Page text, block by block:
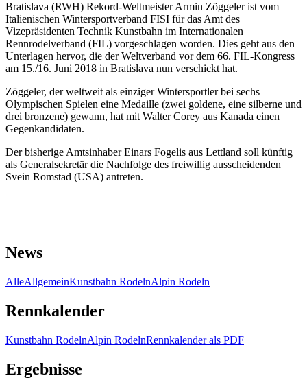
Bratislava (RWH) Rekord-Weltmeister Armin Zöggeler ist vom
Italienischen Wintersportverband FISI für das Amt des
Vizepräsidenten Technik Kunstbahn im Internationalen
Rennrodelverband (FIL) vorgeschlagen worden. Dies geht aus den
Unterlagen hervor, die der Weltverband vor dem 66. FIL-Kongress
am 15./16. Juni 2018 in Bratislava nun verschickt hat.
Zöggeler, der weltweit als einziger Wintersportler bei sechs
Olympischen Spielen eine Medaille (zwei goldene, eine silberne und
drei bronzene) gewann, hat mit Walter Corey aus Kanada einen
Gegenkandidaten.
Der bisherige Amtsinhaber Einars Fogelis aus Lettland soll künftig
als Generalsekretär die Nachfolge des freiwillig ausscheidenden
Svein Romstad (USA) antreten.
News
AlleAllgemeinKunstbahn RodelnAlpin Rodeln
Rennkalender
Kunstbahn RodelnAlpin RodelnRennkalender als PDF
Ergebnisse